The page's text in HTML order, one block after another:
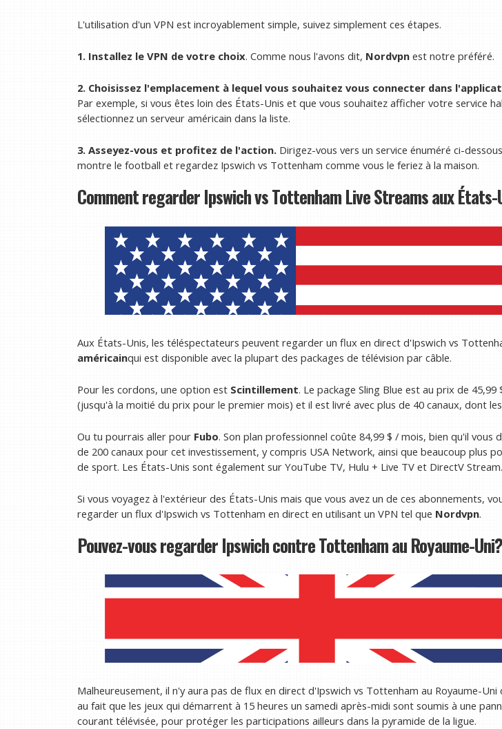
L'utilisation d'un VPN est incroyablement simple, suivez simplement ces étapes.
1. Installez le VPN de votre choix. Comme nous l'avons dit, Nordvpn est notre préféré.
2. Choisissez l'emplacement à lequel vous souhaitez vous connecter dans
Par exemple, si vous êtes loin des États-Unis et que vous souhaitez afficher votre service
sélectionnez un serveur américain dans la liste.
3. Asseyez-vous et profitez de l'action. Dirigez-vous vers un service énuméré ci-
montre le football et regardez Ipswich vs Tottenham comme vous le feriez à la maison.
Comment regarder Ipswich vs Tottenham Live Streams aux États-
Aux États-Unis, les téléspectateurs peuvent regarder un flux en direct d'Ipswich vs
américainqui est disponible avec la plupart des packages de télévision par câble.
Pour les cordons, une option est Scintillement. Le package Sling Blue est au prix de 45,99
(jusqu'à la moitié du prix pour le premier mois) et il est livré avec plus de 40 canaux, dont
Ou tu pourrais aller pour Fubo. Son plan professionnel coûte 84,99 $ / mois, bien qu'il vous
de 200 canaux pour cet investissement, y compris USA Network, ainsi que beaucoup plus
de sport. Les États-Unis sont également sur YouTube TV, Hulu + Live TV et DirectV Stream.
Si vous voyagez à l'extérieur des États-Unis mais que vous avez un de ces abonnements,
regarder un flux d'Ipswich vs Tottenham en direct en utilisant un VPN tel que Nordvpn.
Pouvez-vous regarder Ipswich contre Tottenham au Royaume-Uni?
Malheureusement, il n'y aura pas de flux en direct d'Ipswich vs Tottenham au Royaume-Uni
au fait que les jeux qui démarrent à 15 heures un samedi après-midi sont soumis à une
courant télévisée, pour protéger les participations ailleurs dans la pyramide de la ligue.